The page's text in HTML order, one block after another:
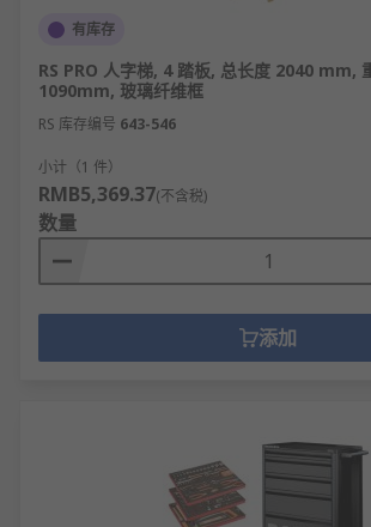
有库存
RS PRO 人字梯, 4 踏板, 总长度 2040 mm,
1090mm, 玻璃纤维框
RS 库存编号 643-546
小计（1 件）
RMB5,369.37(不含税)
数量
添加